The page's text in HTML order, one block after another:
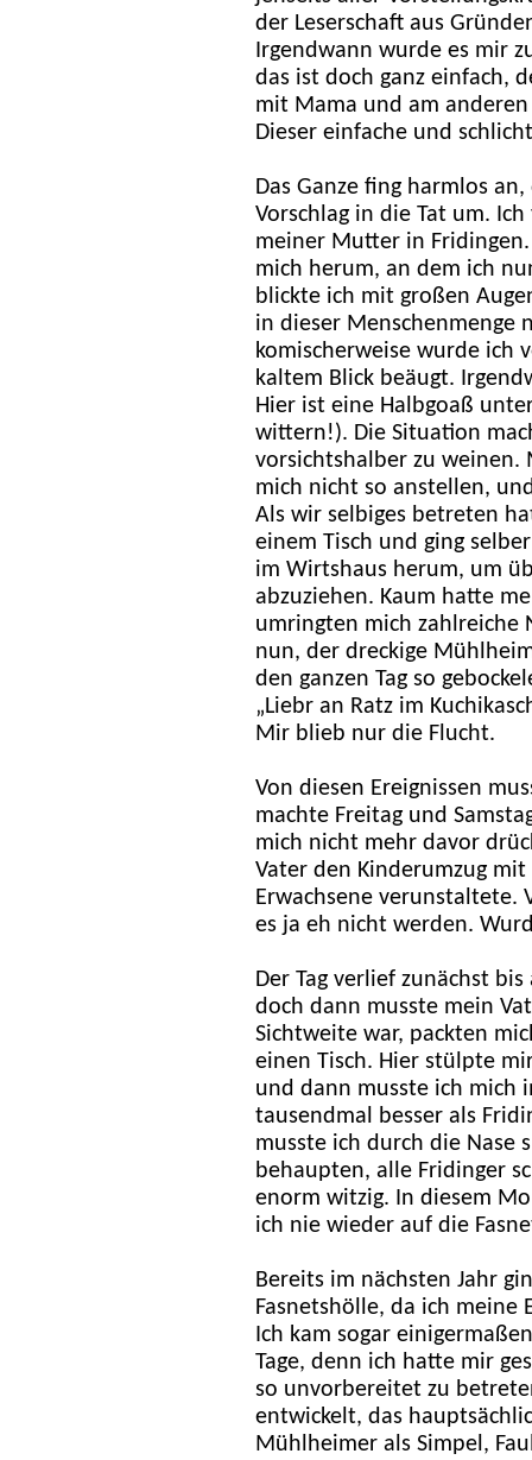
der Leserschaft aus
Irgendwann wurde es mir
das ist doch ganz einfach,
mit Mama und am
Dieser einfache und
Das Ganze fing harmlos
Vorschlag in die Tat um.
meiner Mutter in
mich herum, an dem ich
blickte ich mit großen
in dieser Menschenmenge
komischerweise wurde ich
kaltem Blick beäugt.
Hier ist eine Halbgoaß
wittern!). Die Situation
vorsichtshalber zu
mich nicht so anstellen,
Als wir selbiges betreten
einem Tisch und ging
im Wirtshaus herum, um
abzuziehen. Kaum hatte
umringten mich zahlreiche
nun, der dreckige
den ganzen Tag so
„Liebr an Ratz im
Mir blieb nur die Flucht.
Von diesen Ereignissen
machte Freitag und
mich nicht mehr davor
Vater den Kinderumzug
Erwachsene verunstaltete.
es ja eh nicht werden.
Der Tag verlief zunächst
doch dann musste mein
Sichtweite war, packten
einen Tisch. Hier stülpte
und dann musste ich mich
tausendmal besser als
musste ich durch die Nase
behaupten, alle Fridinger
enorm witzig. In diesem
ich nie wieder auf die
Bereits im nächsten Jahr
Fasnetshölle, da ich
Ich kam sogar
Tage, denn ich hatte mir
so unvorbereitet zu
entwickelt, das
Mühlheimer als Simpel,